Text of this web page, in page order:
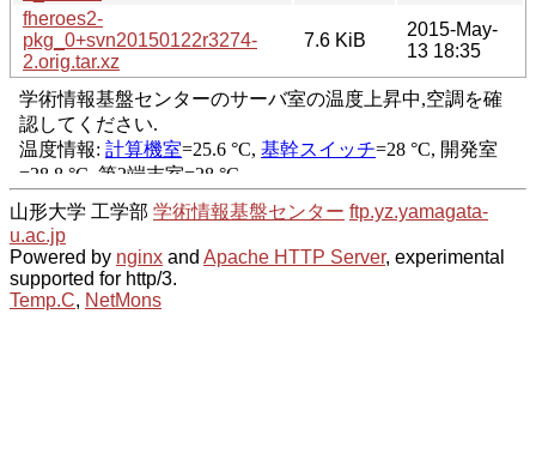
fheroes2-
pkg_0+svn20150122r3274-
2.orig.tar.xz
7.6 KiB
2015-May-
13 18:35
山形大学 工学部 学術情報基盤センター ftp.yz.yamagata-
u.ac.jp
Powered by nginx and Apache HTTP Server, experimental
supported for http/3.
Temp.C, NetMons